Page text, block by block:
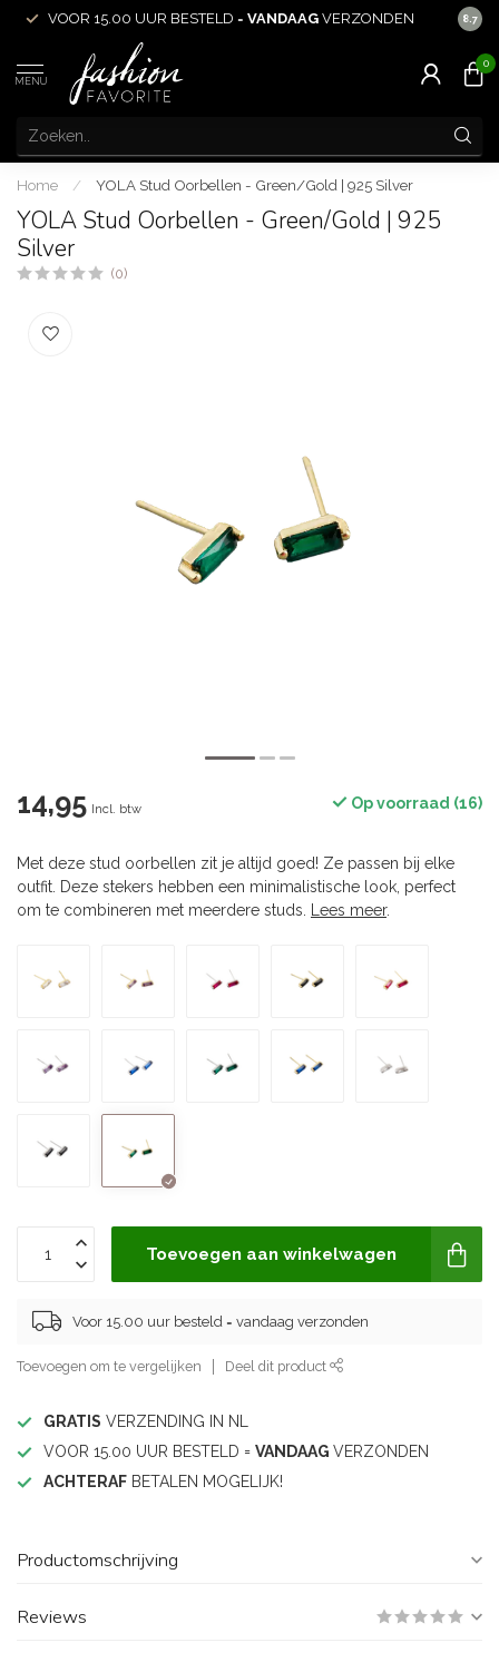
VOOR 15.00 UUR BESTELD = VANDAAG VERZONDEN 8.7
MENU
0
Home / YOLA Stud Oorbellen - Green/Gold | 925 Silver
YOLA Stud Oorbellen - Green/Gold | 925
Silver
(0)
14,95 Incl. btw Op voorraad (16)
Met deze stud oorbellen zit je altijd goed! Ze passen bij elke
outfit. Deze stekers hebben een minimalistische look, perfect
om te combineren met meerdere studs.
Lees meer.
Toevoegen aan winkelwagen
Voor 15.00 uur besteld = vandaag verzonden
Toevoegen om te vergelijken Deel dit product
GRATIS VERZENDING IN NL
VOOR 15.00 UUR BESTELD = VANDAAG VERZONDEN
ACHTERAF BETALEN MOGELIJK!
Productomschrijving
Reviews